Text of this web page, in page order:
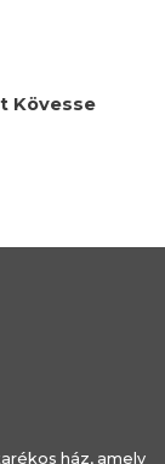
Kövesse
ház, amely